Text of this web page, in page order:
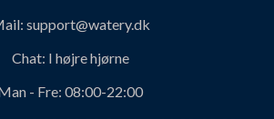
Retur og ombytning
Rabatkoder
bag Watery
support@watery.dk
Chat: I højre hjørne
- Fre: 08:00-22:00